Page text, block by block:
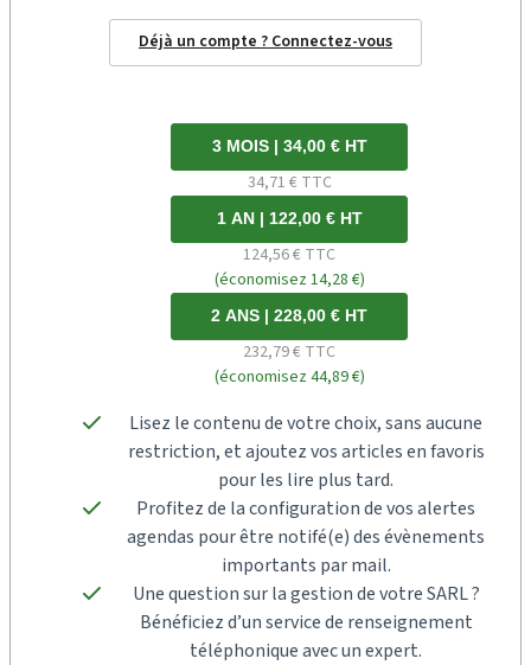
Déjà un compte ? Connectez-vous
3 MOIS | 34,00 € HT
34,71 € TTC
1 AN | 122,00 € HT
124,56 € TTC
(économisez 14,28 €)
2 ANS | 228,00 € HT
232,79 € TTC
(économisez 44,89 €)
Lisez le contenu de votre choix, sans aucune
restriction, et ajoutez vos articles en favoris
pour les lire plus tard.
Profitez de la configuration de vos alertes
agendas pour être notifé(e) des évènements
importants par mail.
Une question sur la gestion de votre SARL ?
Bénéficiez d’un service de renseignement
téléphonique avec un expert.